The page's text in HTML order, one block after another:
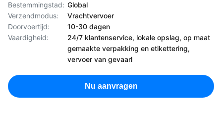
Bestemmingstad: Global
Verzendmodus:
Vrachtvervoer
Doorvoertijd:
10-30 dagen
Vaardigheid:
24/7 klantenservice, lokale opslag, op maat
gemaakte verpakking en etikettering,
vervoer van gevaarl
Nu aanvragen